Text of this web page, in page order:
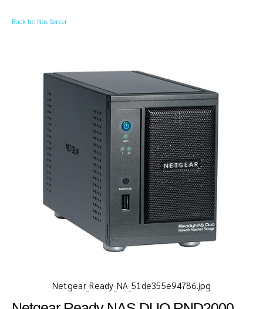
Back to: Nas Server
Netgear_Ready_NA_51de355e94786.jpg